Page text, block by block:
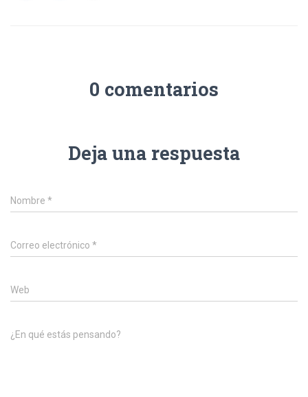
0 comentarios
Deja una respuesta
Nombre *
Correo electrónico *
Web
¿En qué estás pensando?